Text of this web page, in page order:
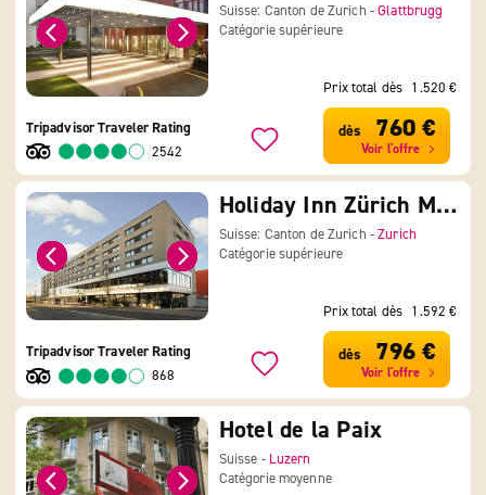
Suisse: Canton de Zurich -Glattbrugg
Catégorie supérieure
Tripadvisor Traveler Rating
2542
Prix total dès 1.520 €
dès 760 €
Voir l'offre
Holiday Inn Zürich Messe
Suisse: Canton de Zurich -Zurich
Catégorie supérieure
Tripadvisor Traveler Rating
868
Prix total dès 1.592 €
dès 796 €
Voir l'offre
Hotel de la Paix
Suisse - Luzern
Catégorie moyenne